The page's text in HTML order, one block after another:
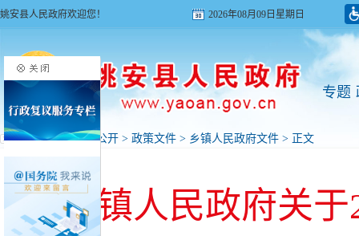
姚安县人民政府欢迎您！ 2026年08月09日星期日
专题
首页>政府信息公开 > 政策文件 > 乡镇人民政府文件 > 正文
栋川镇人民政府关